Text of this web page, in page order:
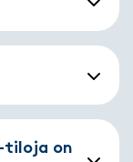
tiloja on